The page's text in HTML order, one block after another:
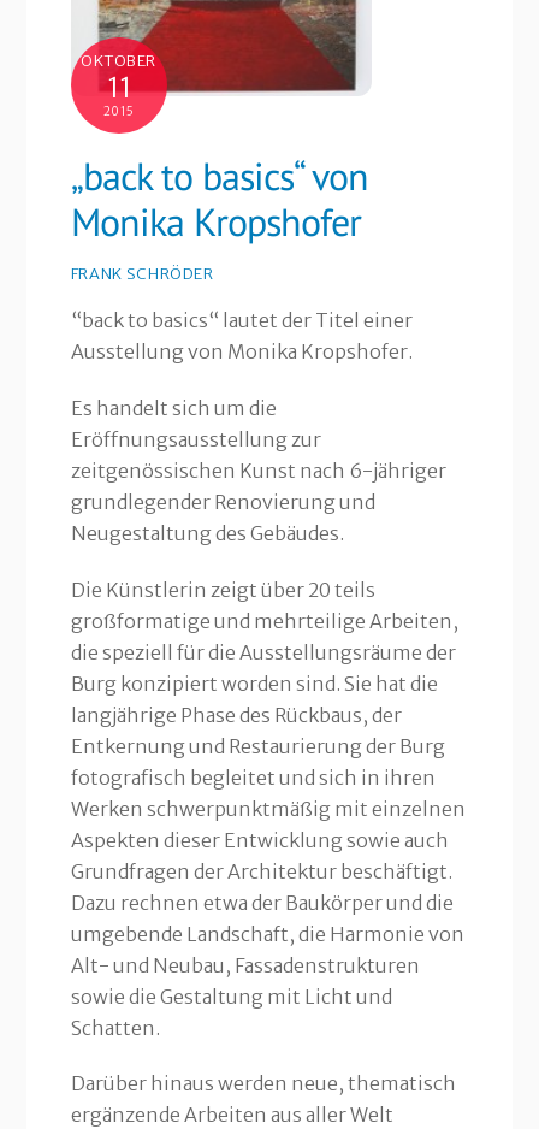
OKTOBER
11
2015
„back to basics“ von
Monika Kropshofer
FRANK SCHRÖDER
“back to basics“ lautet der Titel einer
Ausstellung von Monika Kropshofer.
Es handelt sich um die
Eröffnungsausstellung zur
zeitgenössischen Kunst nach 6-jähriger
grundlegender Renovierung und
Neugestaltung des Gebäudes.
Die Künstlerin zeigt über 20 teils
großformatige und mehrteilige Arbeiten,
die speziell für die Ausstellungsräume der
Burg konzipiert worden sind. Sie hat die
langjährige Phase des Rückbaus, der
Entkernung und Restaurierung der Burg
fotografisch begleitet und sich in ihren
Werken schwerpunktmäßig mit einzelnen
Aspekten dieser Entwicklung sowie auch
Grundfragen der Architektur beschäftigt.
Dazu rechnen etwa der Baukörper und die
umgebende Landschaft, die Harmonie von
Alt- und Neubau, Fassadenstrukturen
sowie die Gestaltung mit Licht und
Schatten.
Darüber hinaus werden neue, thematisch
ergänzende Arbeiten aus aller Welt